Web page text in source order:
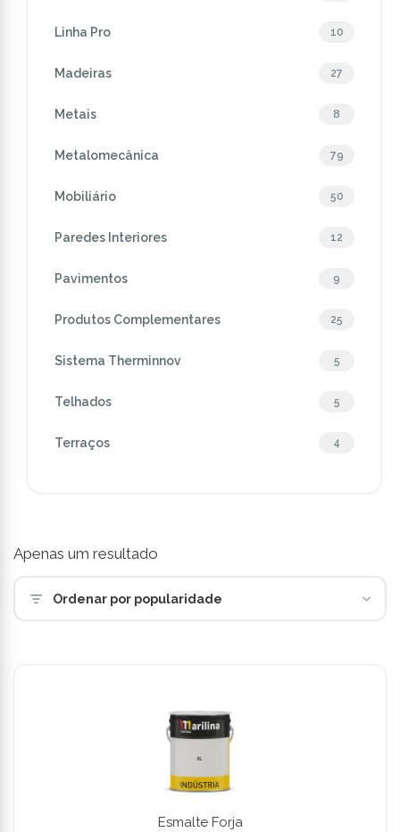
Linha Pro 10
Madeiras 27
Metais 8
Metalomecânica 79
Mobiliário 50
Paredes Interiores 12
Pavimentos 9
Produtos Complementares 25
Sistema Therminnov 5
Telhados 5
Terraços 4
Apenas um resultado
Ordenar por popularidade
Esmalte Forja